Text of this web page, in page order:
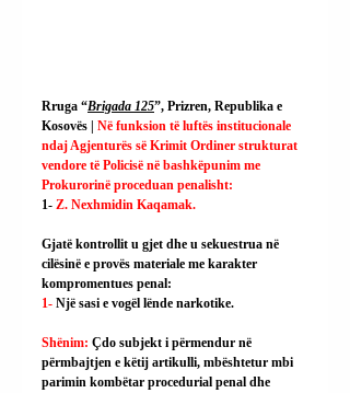
Rruga “Brigada 125”, Prizren, Republika e
Kosovës | Në funksion të luftës institucionale
ndaj Agjenturës së Krimit Ordiner strukturat
vendore të Policisë në bashkëpunim me
Prokurorinë proceduan penalisht:
1- Z. Nexhmidin Kaqamak.
Gjatë kontrollit u gjet dhe u sekuestrua në
cilësinë e provës materiale me karakter
kompromentues penal:
1- Një sasi e vogël lënde narkotike.
Shënim: Çdo subjekt i përmendur në
përmbajtjen e këtij artikulli, mbështetur mbi
parimin kombëtar procedurial penal dhe